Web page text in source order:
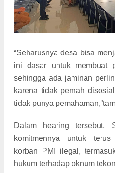
“Seharusnya desa bisa
ini dasar untuk membuat
sehingga ada jaminan
karena tidak pernah
tidak punya
Dalam hearing tersebut,
komitmennya untuk
korban PMI ilegal,
hukum terhadap oknum